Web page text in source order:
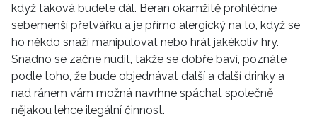
když taková budete dál. Beran okamžitě prohlédne
sebemenší přetvářku a je přímo alergický na to, když se
ho někdo snaží manipulovat nebo hrát jakékoliv hry.
Snadno se začne nudit, takže se dobře baví, poznáte
podle toho, že bude objednávat další a další drinky a
nad ránem vám možná navrhne spáchat společně
nějakou lehce ilegální činnost.